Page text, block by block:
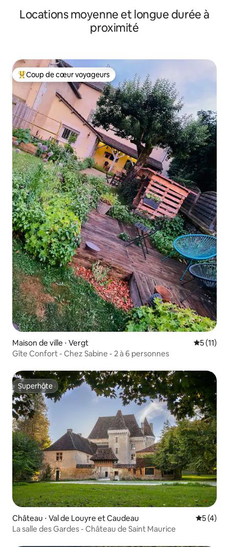
Locations moyenne et longue durée à
proximité
Coups de cœur voyageurs les plus appréciés
Coup de cœur voyageurs
Maison de ville ⋅ Vergt
5 (11)
Gîte Confort - Chez Sabine - 2 à 6 personnes
Superhôte
Superhôte
Château ⋅ Val de Louyre et Caudeau
5 (4)
La salle des Gardes - Château de Saint Maurice